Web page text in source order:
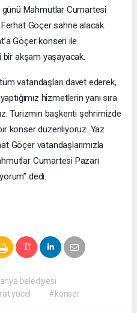
Mahmutlar Cumartesi
Ferhat Göçer sahne alacak.
Göçer konseri ile
akşam yaşayacak.
vatandaşları davet ederek,
hizmetlerin yanı sıra
Turizmin başkenti şehrimizde
konser düzenliyoruz. Yaz
Göçer vatandaşlarımızla
Cumartesi Pazarı
dedi.
belediyesi
yücel #konser